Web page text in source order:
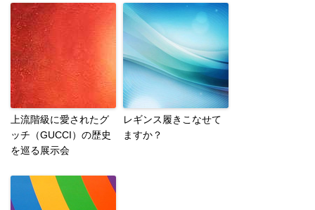
上流階級に愛されたグ
ッチ（GUCCI）の歴史
を巡る展示会
レギンス履きこなせて
ますか？